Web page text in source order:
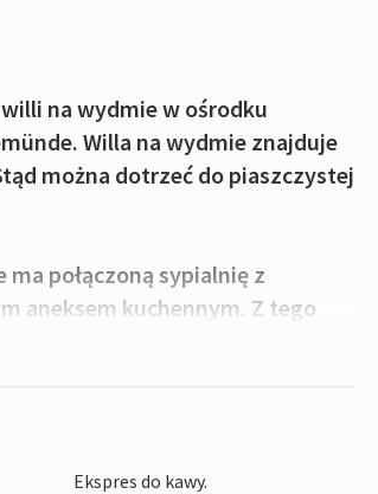
na wydmie w ośrodku
Willa na wydmie znajduje
można dotrzeć do piaszczystej
połączoną sypialnię z
aneksem kuchennym. Z tego
się z niego wspaniały widok na
rozrywki z odtwarzaczem Blu-
z MP3. Miłośnicy kawy
Ekspres do kawy.